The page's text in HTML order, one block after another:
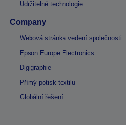
Udržitelné technologie
Company
Webová stránka vedení společnosti
Epson Europe Electronics
Digigraphie
Přímý potisk textilu
Globální řešení